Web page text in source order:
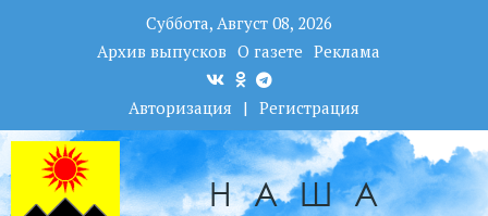
Суббота, Август 08, 2026
Архив выпусков О газете Реклама
Авторизация | Регистрация
НАША